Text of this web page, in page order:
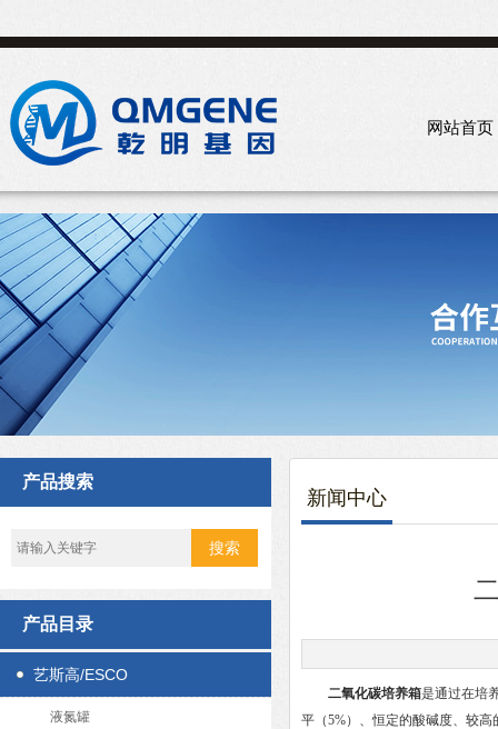
网站首页
产品搜索
产品目录
艺斯高/ESCO
液氮罐
新闻中心
二氧化碳培养箱是通过在培
平（5%）、恒定的酸碱度、较